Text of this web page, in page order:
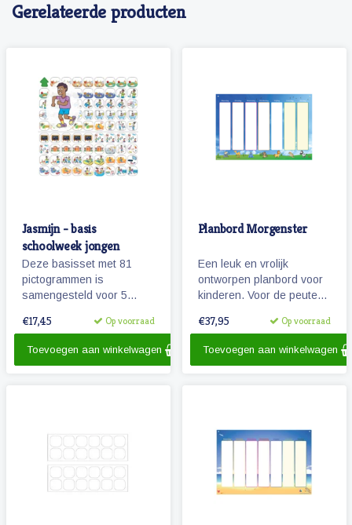
Gerelateerde producten
Jasmijn - basis
schoolweek jongen
Deze basisset met 81
pictogrammen is
samengesteld voor 5
hoofdactiviteiten van / voor
€17,45 Op voorraad
Toevoegen aan winkelwagen
Planbord Morgenster
Een leuk en vrolijk
ontworpen planbord voor
kinderen. Voor de peuters
herkenbaar gemaakt door
afbeeldingen van dieren
€37,95 Op voorraad
Toevoegen aan winkelwagen